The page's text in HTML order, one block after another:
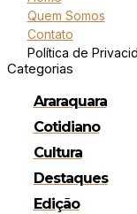
Quem Somos
Contato
Política de
Categorias
Araraquara
Cotidiano
Cultura
Destaques
Edição